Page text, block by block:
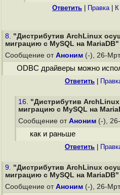
Ответить Правка|
8. "Дистрибутив ArchLinux
миграцию с MySQL на MariaDB"
Сообщение от Аноним (-), 26-
ODBC драйверы можно
Ответить
16. "Дистрибутив
миграцию с MySQL на
Сообщение от Аноним (-),
как и раньше
Ответить
9. "Дистрибутив ArchLinux
миграцию с MySQL на MariaDB"
Сообщение от Аноним (-), 26-